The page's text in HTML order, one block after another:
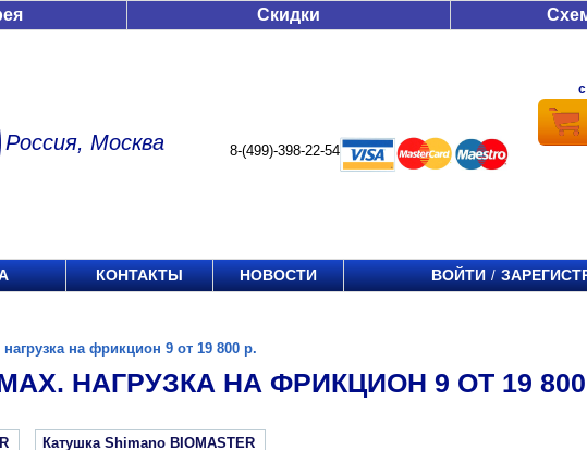
Скидки
Россия, Москва 8-(499)-398-22-54
КОНТАКТЫ НОВОСТИ ВОЙТИ /
на фрикцион 9 от 19 800 р.
MAX. НАГРУЗКА НА ФРИКЦИОН 9 ОТ 19 800
Катушка Shimano BIOMASTER